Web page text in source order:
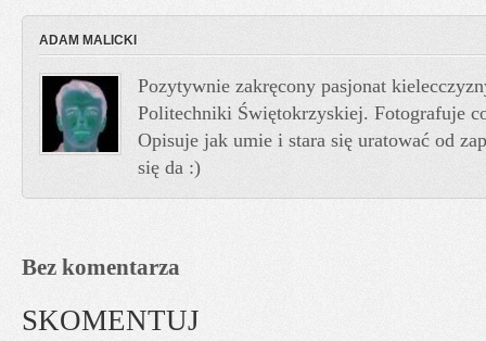
ADAM MALICKI
Pozytywnie zakręcony pasjonat
Politechniki Świętokrzyskiej. Fotografuje
Opisuje jak umie i stara się uratować od
się da :)
Bez komentarza
SKOMENTUJ